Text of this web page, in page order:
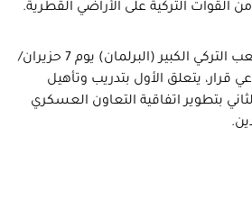
القوات التركية على الأراضي القطرية.
فقد صوت مجلس الشعب التركي الكبير (البرلمان) يوم 7 حزيران/
قرار، يتعلق الأول بتدريب وتأهيل
بتطوير اتفاقية التعاون العسكري